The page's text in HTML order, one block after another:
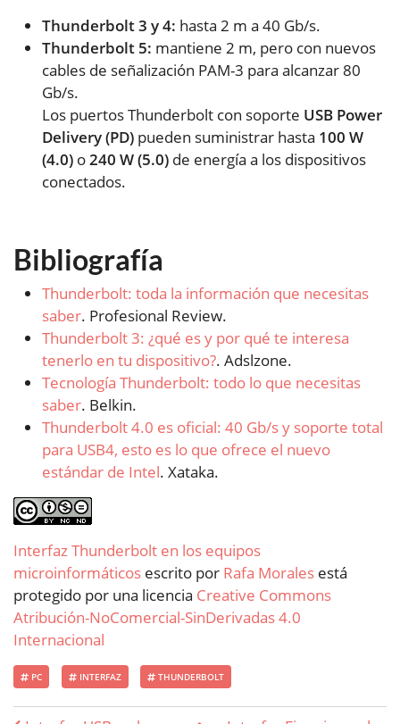
Thunderbolt 3 y 4: hasta 2 m a 40 Gb/s.
Thunderbolt 5: mantiene 2 m, pero con nuevos
cables de señalización PAM-3 para alcanzar 80
Gb/s.
Los puertos Thunderbolt con soporte USB Power
Delivery (PD) pueden suministrar hasta 100 W
(4.0) o240 W (5.0) de energía a los dispositivos
conectados.
Bibliografía
Thunderbolt: toda la información que necesitas
saber. Profesional Review.
Thunderbolt 3: ¿qué es y por qué te interesa
tenerlo en tu dispositivo?. Adslzone.
Tecnología Thunderbolt: todo lo que necesitas
saber. Belkin.
Thunderbolt 4.0 es oficial: 40 Gb/s y soporte total
para USB4, esto es lo que ofrece el nuevo
estándar de Intel. Xataka.
Interfaz Thunderbolt en los equipos
microinformáticos escrito por Rafa Morales está
protegido por una licencia Creative Commons
Atribución-NoComercial-SinDerivadas 4.0
Internacional
PC INTERFAZ THUNDERBOLT